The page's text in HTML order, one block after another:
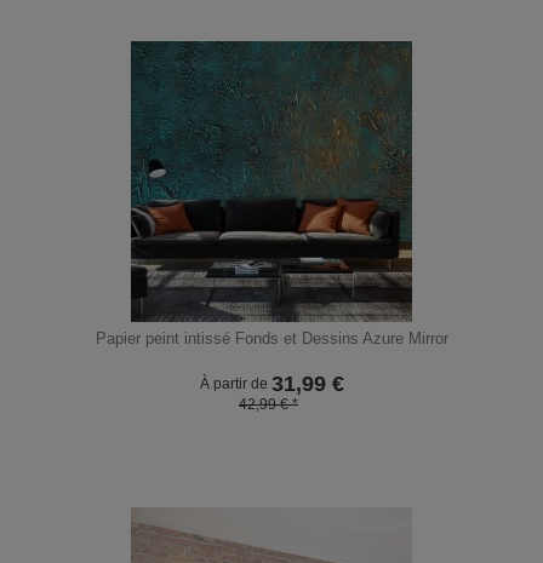
Papier peint intissé Fonds et Dessins Azure Mirror
À partir de 31,99€
42,99 € *